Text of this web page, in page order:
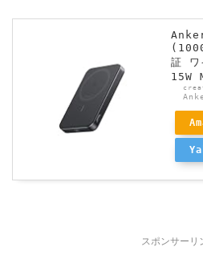
証 ワ
15W
スポンサーリ